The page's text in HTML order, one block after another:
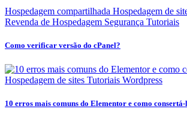
Hospedagem compartilhada Hospedagem de
Revenda de Hospedagem Segurança Tutoriais
Como verificar versão do cPanel?
Hospedagem de sites Tutoriais Wordpress
10 erros mais comuns do Elementor e como consertá-